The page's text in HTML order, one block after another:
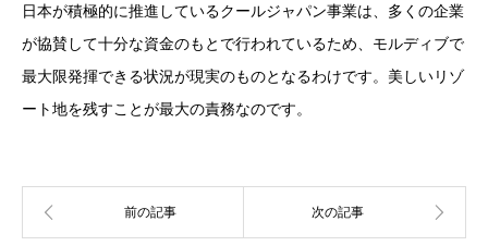
日本が積極的に推進しているクールジャパン事業は、多くの企業
が協賛して十分な資金のもとで行われているため、モルディブで
最大限発揮できる状況が現実のものとなるわけです。美しいリゾ
ート地を残すことが最大の責務なのです。